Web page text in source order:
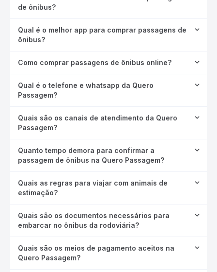
de ônibus?
Qual é o melhor app para comprar passagens de
ônibus?
Como comprar passagens de ônibus online?
Qual é o telefone e whatsapp da Quero
Passagem?
Quais são os canais de atendimento da Quero
Passagem?
Quanto tempo demora para confirmar a
passagem de ônibus na Quero Passagem?
Quais as regras para viajar com animais de
estimação?
Quais são os documentos necessários para
embarcar no ônibus da rodoviária?
Quais são os meios de pagamento aceitos na
Quero Passagem?